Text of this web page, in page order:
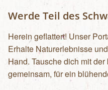
Werde Teil des
Herein geflattert! Unser
Erhalte Naturerlebnisse
Hand. Tausche dich mit
gemeinsam, für ein